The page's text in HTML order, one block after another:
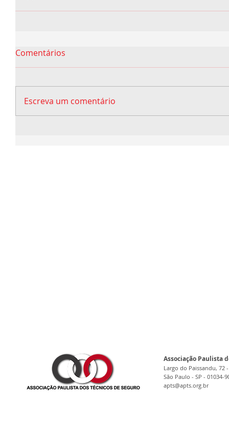
Comentários
Escreva um comentário
Associação Paulista
Largo do Paissandu, 72
São Paulo - SP - 01034-
apts@apts.org.br